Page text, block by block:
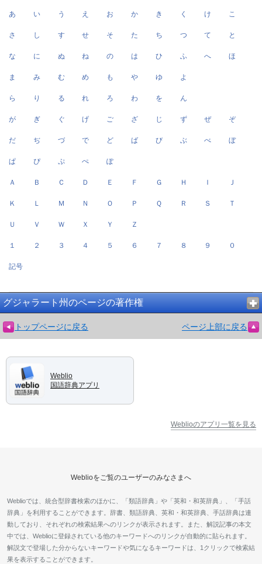
あ い う え お か き く け こ
さ し す せ そ た ち つ て と
な に ぬ ね の は ひ ふ へ ほ
ま み む め も や ゆ よ
ら り る れ ろ わ を ん
が ぎ ぐ げ ご ざ じ ず ぜ ぞ
だ ぢ づ で ど ば び ぶ べ ぼ
ぱ ぴ ぷ ぺ ぽ
Ａ Ｂ Ｃ Ｄ Ｅ Ｆ Ｇ Ｈ Ｉ Ｊ
Ｋ Ｌ Ｍ Ｎ Ｏ Ｐ Ｑ Ｒ Ｓ Ｔ
Ｕ Ｖ Ｗ Ｘ Ｙ Ｚ
１ ２ ３ ４ ５ ６ ７ ８ ９ ０
記号
グジャラート州のページの著作権
トップページに戻る ページ上部に戻る
Weblio
国語辞典アプリ
Weblioのアプリ一覧を見る
Weblioをご覧のユーザーのみなさまへ
Weblioでは、統合型辞書検索のほかに、「類語辞典」や「英和・和英辞典」、「手話
辞典」を利用することができます。辞書、類語辞典、英和・和英辞典、手話辞典は連
動しており、それぞれの検索結果へのリンクが表示されます。また、解説記事の本文
中では、Weblioに登録されている他のキーワードへのリンクが自動的に貼られます。
解説文で登場した分からないキーワードや気になるキーワードは、1クリックで検索結
果を表示することができます。